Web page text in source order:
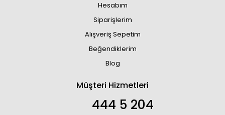
Hesabım
Siparişlerim
Alışveriş Sepetim
Beğendiklerim
Blog
Müşteri Hizmetleri
444 5 204